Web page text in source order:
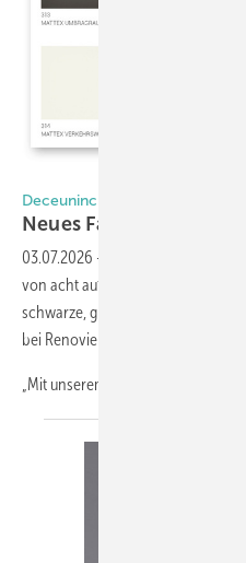
Deceuninck setzt auf Design
Neues Farbprogramm
03.07.2026 -
von acht auf zehn und führt neue
schwarze, graue und
bei Renovierung und Neubau stark
„Mit unserem neuen Farbkonzept